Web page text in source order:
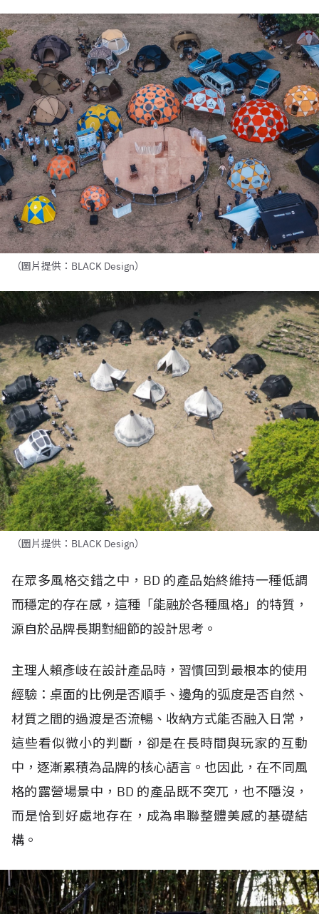
（圖片提供：BLACK Design）
（圖片提供：BLACK Design）
在眾多風格交錯之中，BD 的產品始終維持一種低調
而穩定的存在感，這種「能融於各種風格」的特質，
源自於品牌長期對細節的設計思考。
主理人賴彥岐在設計產品時，習慣回到最根本的使用
經驗：桌面的比例是否順手、邊角的弧度是否自然、
材質之間的過渡是否流暢、收納方式能否融入日常，
這些看似微小的判斷，卻是在長時間與玩家的互動
中，逐漸累積為品牌的核心語言。也因此，在不同風
格的露營場景中，BD 的產品既不突兀，也不隱沒，
而是恰到好處地存在，成為串聯整體美感的基礎結
構。